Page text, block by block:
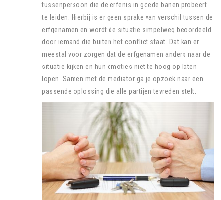
tussenpersoon die de erfenis in goede banen probeert
te leiden. Hierbij is er geen sprake van verschil tussen de
erfgenamen en wordt de situatie simpelweg beoordeeld
door iemand die buiten het conflict staat. Dat kan er
meestal voor zorgen dat de erfgenamen anders naar de
situatie kijken en hun emoties niet te hoog op laten
lopen. Samen met de mediator ga je opzoek naar een
passende oplossing die alle partijen tevreden stelt.